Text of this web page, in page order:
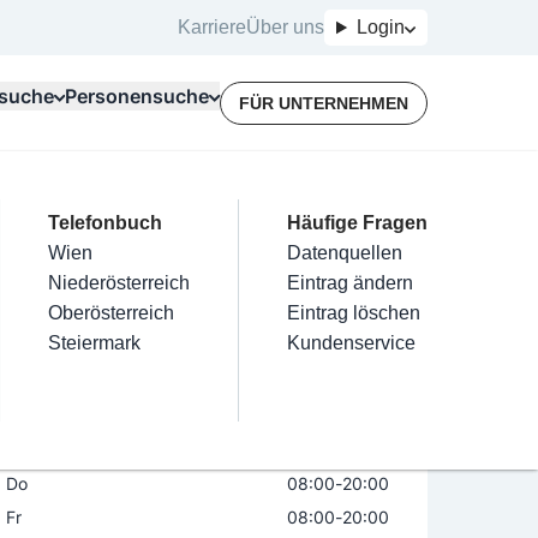
KarriereÜber uns Login
Kategorien
Friseur
Nägel
Haarentfernung
Make-Up
Für Unternehmer
Terminbuchung
Kostenlose Beratung
Top Branchen
Elektriker
Installateure
Maler & Lackierer
Branchen A-Z
Mein Firmeneintrag
Eintrag hinzufügen
Eintrag beanspruchen
Eintrag verwalten
Eintrag bewerben
Personensuche
Telefonbuch
Wien
Niederösterreich
Oberösterreich
Steiermark
Häufige Fragen
Datenquellen
Eintrag ändern
Eintrag löschen
Kundenservice
FÜR UNTERNEHMEN
2700 INTERSPAR
Öffnungszeiten Jetzt geöffnet
Do
08:00-20:00
Fr
08:00-20:00